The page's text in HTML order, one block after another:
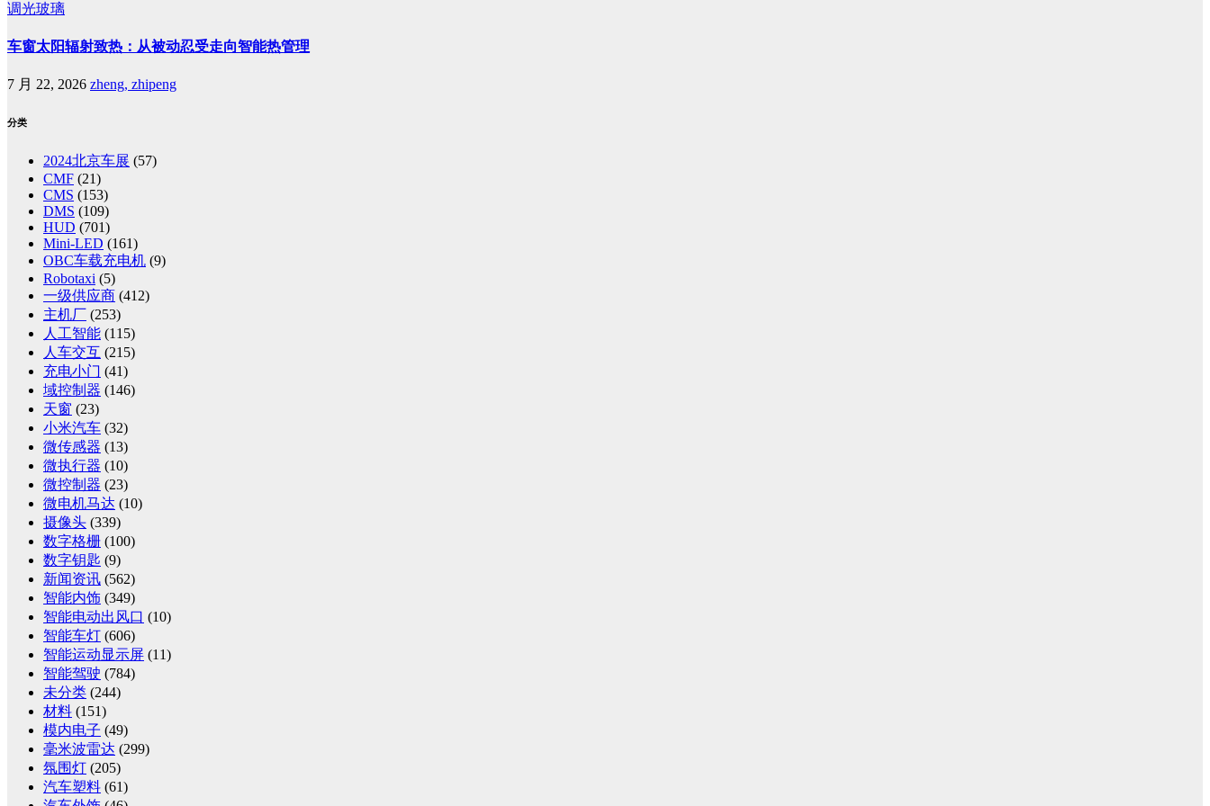
调光玻璃
车窗太阳辐射致热：从被动忍受走向智能热管理
7 月 22, 2026 zheng, zhipeng
分类
2024北京车展 (57)
CMF (21)
CMS (153)
DMS (109)
HUD (701)
Mini-LED (161)
OBC车载充电机 (9)
Robotaxi (5)
一级供应商 (412)
主机厂 (253)
人工智能 (115)
人车交互 (215)
充电小门 (41)
域控制器 (146)
天窗 (23)
小米汽车 (32)
微传感器 (13)
微执行器 (10)
微控制器 (23)
微电机马达 (10)
摄像头 (339)
数字格栅 (100)
数字钥匙 (9)
新闻资讯 (562)
智能内饰 (349)
智能电动出风口 (10)
智能车灯 (606)
智能运动显示屏 (11)
智能驾驶 (784)
未分类 (244)
材料 (151)
模内电子 (49)
毫米波雷达 (299)
氛围灯 (205)
汽车塑料 (61)